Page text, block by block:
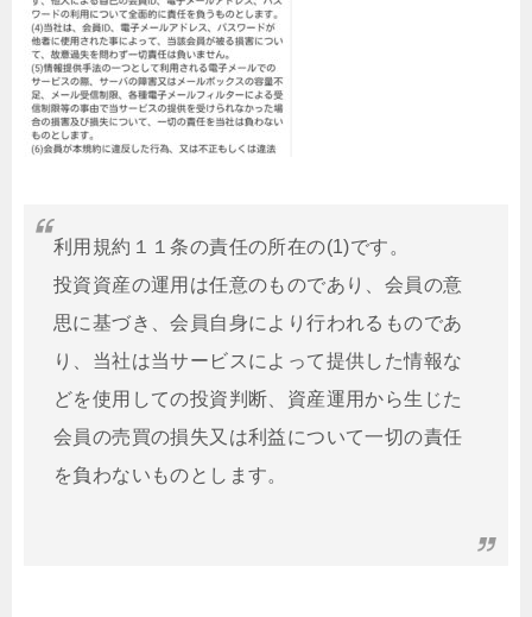
利用規約１１条の責任の所在の(1)です。
投資資産の運用は任意のものであり、会員の意
思に基づき、会員自身により行われるものであ
り、当社は当サービスによって提供した情報な
どを使用しての投資判断、資産運用から生じた
会員の売買の損失又は利益について一切の責任
を負わないものとします。